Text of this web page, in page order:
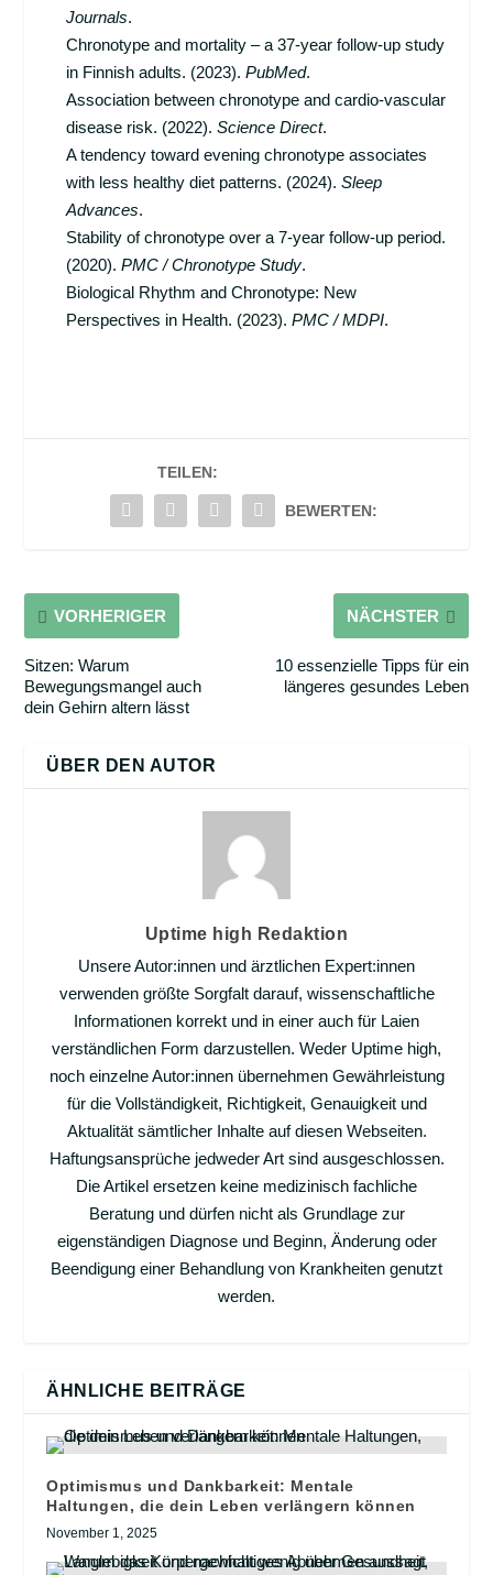
Journals.
Chronotype and mortality – a 37-year follow-up study
in Finnish adults. (2023). PubMed.
Association between chronotype and cardio-vascular
disease risk. (2022). Science Direct.
A tendency toward evening chronotype associates
with less healthy diet patterns. (2024). Sleep
Advances.
Stability of chronotype over a 7-year follow-up period.
(2020). PMC / Chronotype Study.
Biological Rhythm and Chronotype: New
Perspectives in Health. (2023). PMC / MDPI.
TEILEN:
BEWERTEN:
VORHERIGER
Sitzen: Warum
Bewegungsmangel auch
dein Gehirn altern lässt
NÄCHSTER
10 essenzielle Tipps für ein
längeres gesundes Leben
ÜBER DEN AUTOR
Uptime high Redaktion
Unsere Autor:innen und ärztlichen Expert:innen
verwenden größte Sorgfalt darauf, wissenschaftliche
Informationen korrekt und in einer auch für Laien
verständlichen Form darzustellen. Weder Uptime high,
noch einzelne Autor:innen übernehmen Gewährleistung
für die Vollständigkeit, Richtigkeit, Genauigkeit und
Aktualität sämtlicher Inhalte auf diesen Webseiten.
Haftungsansprüche jedweder Art sind ausgeschlossen.
Die Artikel ersetzen keine medizinisch fachliche
Beratung und dürfen nicht als Grundlage zur
eigenständigen Diagnose und Beginn, Änderung oder
Beendigung einer Behandlung von Krankheiten genutzt
werden.
ÄHNLICHE BEITRÄGE
Optimismus und Dankbarkeit: Mentale
Haltungen, die dein Leben verlängern können
November 1, 2025